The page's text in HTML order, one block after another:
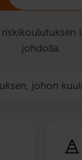
johdolla.
johon